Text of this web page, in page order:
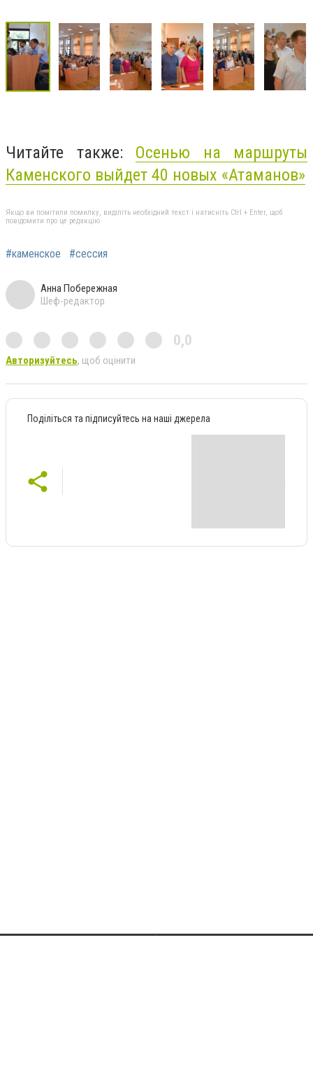
Читайте также: Осенью на маршруты
Каменского выйдет 40 новых «Атаманов»
Якщо ви помітили помилку, виділіть необхідний текст і натисніть Ctrl + Enter, щоб
повідомити про це редакцію
#каменское #сессия
Анна Побережная
Шеф-редактор
0,0
Авторизуйтесь, щоб оцінити
Поділіться та підписуйтесь на наші джерела